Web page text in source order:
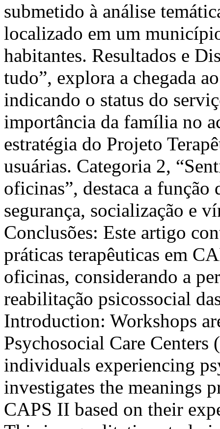
submetido à análise
localizado em um
habitantes. Resultados e
tudo”, explora a chegada
indicando o status do
importância da família no
estratégia do Projeto
usuárias. Categoria 2,
oficinas”, destaca a função
segurança, socialização e
Conclusões: Este artigo
práticas terapêuticas em
oficinas, considerando a
reabilitação psicossocial
Introduction: Workshops
Psychosocial Care
individuals experiencing
investigates the meanings
CAPS II based on their